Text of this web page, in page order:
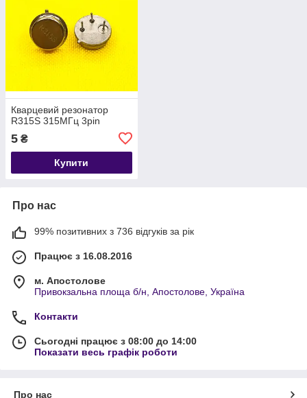
Кварцевий резонатор
R315S 315МГц 3pin
5 ₴
Купити
Про нас
99% позитивних з 736 відгуків за рік
Працює з 16.08.2016
м. Апостолове
Привокзальна площа б/н, Апостолове, Україна
Контакти
Сьогодні працює з 08:00 до 14:00
Показати весь графік роботи
Про нас